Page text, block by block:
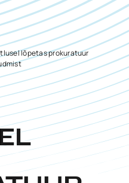
lõpetas prokuratuur